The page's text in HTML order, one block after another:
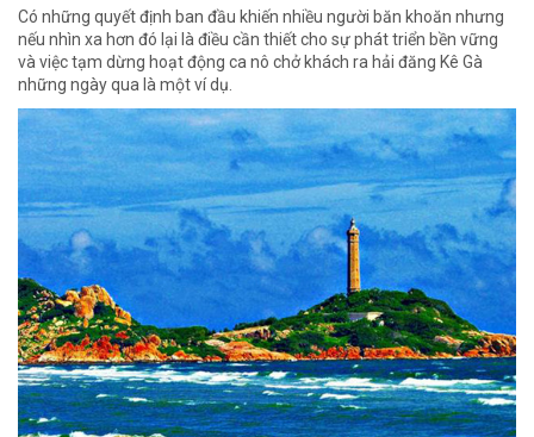
Có những quyết định ban đầu khiến nhiều người băn khoăn nhưng
nếu nhìn xa hơn đó lại là điều cần thiết cho sự phát triển bền vững
và việc tạm dừng hoạt động ca nô chở khách ra hải đăng Kê Gà
những ngày qua là một ví dụ.